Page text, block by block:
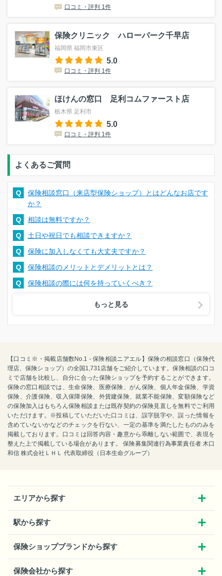
口コミ・評判 1件
保険クリニック ハローパーク千早店
福岡県 福岡市東区
5.0
口コミ・評判 1件
ほけんの窓口 足利コムファースト店
栃木県 足利市
5.0
口コミ・評判 1件
よくあるご質問
Q
保険相談窓口（来店型保険ショップ）とはどんなお店です
か？
Q
相談は無料ですか？
Q
土日や祝日でも相談できますか？
Q
保険に加入しなくても大丈夫ですか？
Q
保険相談のメリットとデメリットとは？
Q
保険相談の際には何を持っていくべき？
もっと見る
【口コミ※・掲載店舗数No.1 - 保険相談ニアエル】保険の相談窓口（保険代
理店、保険ショップ）の全国1,731店舗をご紹介しています。保険相談の口コ
ミで店舗を比較し、自分に合った保険ショップを予約することができます。
保険の窓口相談では、生命保険、医療保険、がん保険、個人年金保険、学資
保険、介護保険、収入保障保険、外貨建保険、就業不能保険、変額保険など
の保険加入はもちろん保険相談または既存契約の保険見直しを無料でご利用
いただけます。※投稿していただいた口コミは、誤字脱字や、誤った情報を
含めていないかなどのチェックを行ない、一定の基準を満たしたもののみを
掲載しております。口コミは回答内容・趣意から乖離しない範囲で、表現を
整えた上で掲載している場合があります。 保険募集関連行為事業責任者 木口
和信 株式会社ＬＨＬ 代表取締役（日本生命グループ）
エリアから探す
駅から探す
保険ショップブランドから探す
保険会社から探す